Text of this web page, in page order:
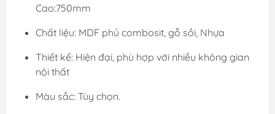
Cao:750mm
Chất liệu: MDF phủ combosit, gỗ sồi, Nhựa
Thiết kế: Hiện đại, phù hợp với nhiều không gian
nội thất
Màu sắc: Tùy chọn.